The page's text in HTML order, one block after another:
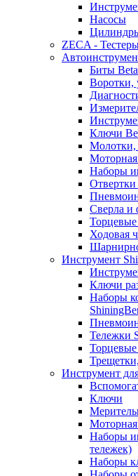
Насосы
ZECA -
Биты Beta
Воротки,
Ключи
Молотки,
Наборы
Отвертки
Сверла и
Торцевые
Ходовая
Инструмент
Ключи
Наборы
Тележки
Инструмент
Ключи
Наборы
тележек)
Наборы